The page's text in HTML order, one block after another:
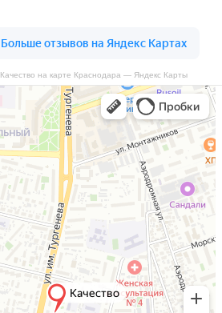
Качество на карте Краснодара — Яндекс Карты